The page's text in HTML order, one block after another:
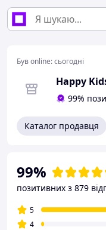
Був online:сьогодні
Happy
99%
Каталог продавця
99%
позитивних з 879
5
4